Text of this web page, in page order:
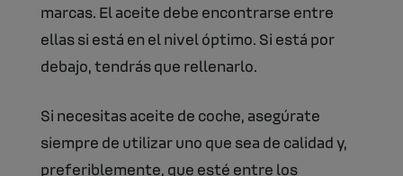
marcas. El aceite debe encontrarse entre
ellas si está en el nivel óptimo. Si está por
debajo, tendrás que rellenarlo.
Si necesitas aceite de coche, asegúrate
siempre de utilizar uno que sea de calidad y,
preferiblemente, que esté entre los